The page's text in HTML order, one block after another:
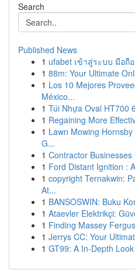
Search
Published News
1 ufabet เข้าสู่ระบบ มือถื
1 88m: Your Ultimate
1 Los 10 Mejores
México...
1 Túi Nhựa Oval HT700
1 Regaining More
1 Lawn Mowing
G...
1 Contractor
1 Ford Distant Ignition :
1 copyright Ternakwin:
At...
1 BANSOSWIN: Buku
1 Ataevler Elektrikçi:
1 Finding Massey
1 Jerrys CC: Your
1 GT99: A In-Depth